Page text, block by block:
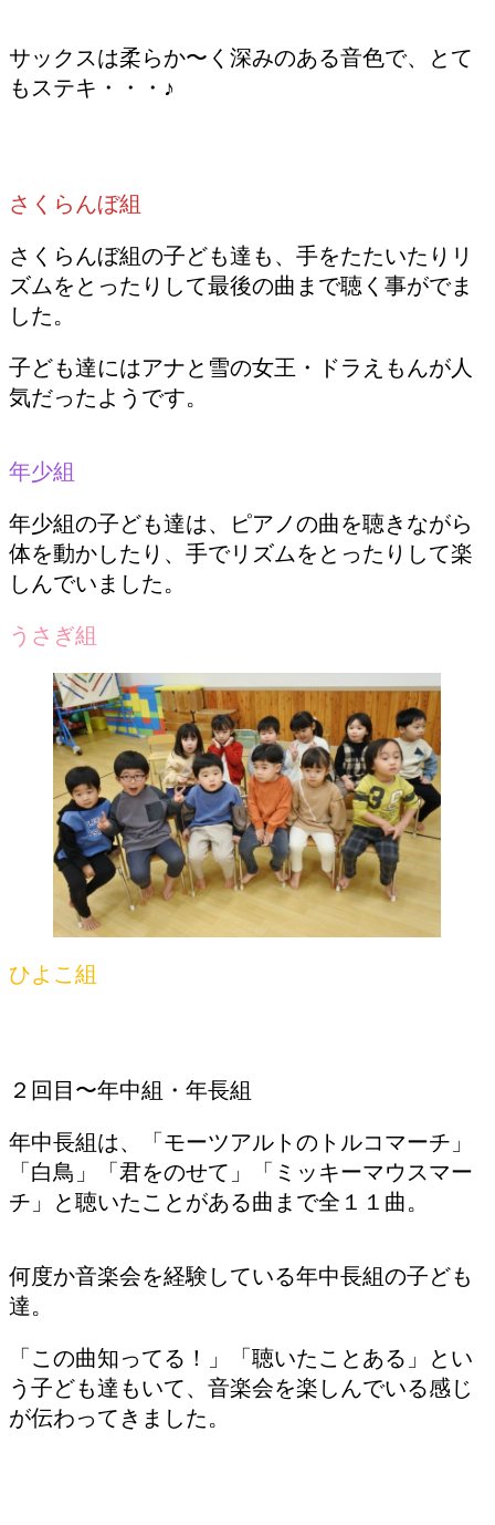
サックスは柔らか〜く深みのある音色で、とて
もステキ・・・♪
さくらんぼ組
さくらんぼ組の子ども達も、手をたたいたりリ
ズムをとったりして最後の曲まで聴く事がでま
した。
子ども達にはアナと雪の女王・ドラえもんが人
気だったようです。
年少組
年少組の子ども達は、ピアノの曲を聴きながら
体を動かしたり、手でリズムをとったりして楽
しんでいました。
うさぎ組
ひよこ組
２回目〜年中組・年長組
年中長組は、「モーツアルトのトルコマーチ」
「白鳥」「君をのせて」「ミッキーマウスマー
チ」と聴いたことがある曲まで全１１曲。
何度か音楽会を経験している年中長組の子ども
達。
「この曲知ってる！」「聴いたことある」とい
う子ども達もいて、音楽会を楽しんでいる感じ
が伝わってきました。